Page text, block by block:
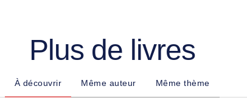
Plus de livres
À découvrir Même auteur Même thème